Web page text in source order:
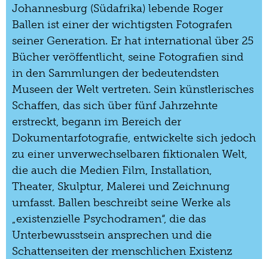
Johannesburg (Südafrika) lebende Roger
Ballen ist einer der wichtigsten Fotografen
seiner Generation. Er hat international über 25
Bücher veröffentlicht, seine Fotografien sind
in den Sammlungen der bedeutendsten
Museen der Welt vertreten. Sein künstlerisches
Schaffen, das sich über fünf Jahrzehnte
erstreckt, begann im Bereich der
Dokumentarfotografie, entwickelte sich jedoch
zu einer unverwechselbaren fiktionalen Welt,
die auch die Medien Film, Installation,
Theater, Skulptur, Malerei und Zeichnung
umfasst. Ballen beschreibt seine Werke als
„existenzielle Psychodramen“, die das
Unterbewusstsein ansprechen und die
Schattenseiten der menschlichen Existenz